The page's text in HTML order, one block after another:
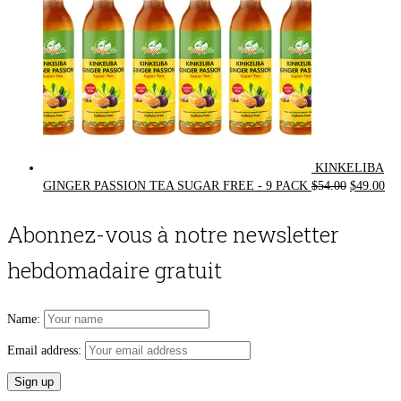
KINKELIBA
GINGER PASSION TEA SUGAR FREE - 9 PACK $54.00 Original
$49.00
Abonnez-vous à notre newsletter
hebdomadaire gratuit
Name:
Email address: